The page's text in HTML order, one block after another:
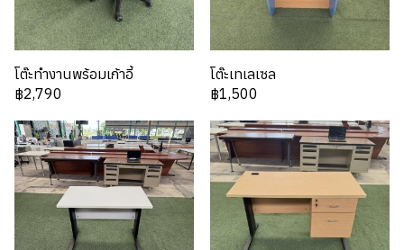
โต๊ะทำงานพร้อมเก้าอี้
฿2,790
โต๊ะเทเลเซล
฿1,500